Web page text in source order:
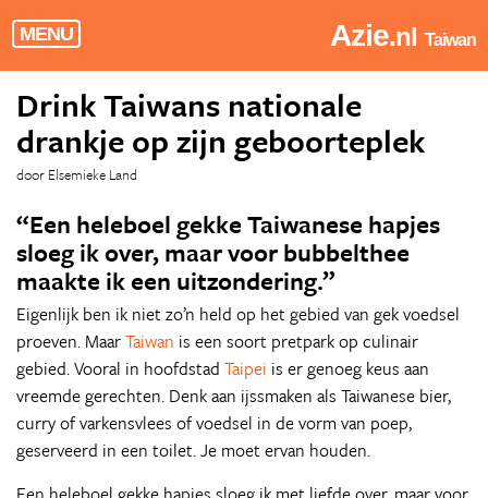
MENU Azie.nl Taiwan
Drink Taiwans nationale
drankje op zijn geboorteplek
door Elsemieke Land
“Een heleboel gekke Taiwanese hapjes
sloeg ik over, maar voor bubbelthee
maakte ik een uitzondering.”
Eigenlijk ben ik niet zo’n held op het gebied van gek voedsel
proeven. MaarTaiwan is een soort pretpark op culinair
gebied. Vooral in hoofdstad Taipei is er genoeg keus aan
vreemde gerechten. Denk aan ijssmaken als Taiwanese bier,
curry of varkensvlees of voedsel in de vorm van poep,
geserveerd in een toilet. Je moet ervan houden.